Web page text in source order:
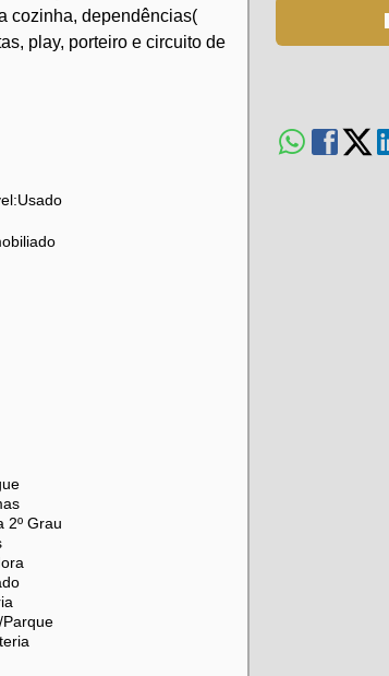
cozinha, dependências(
play, porteiro e circuito de
Usado
2º Grau
Parque